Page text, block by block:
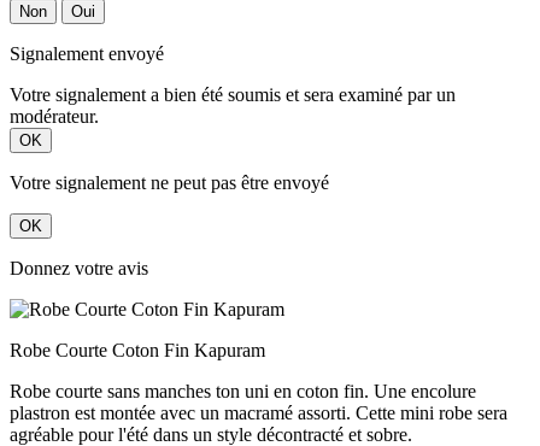
Non Oui
Signalement envoyé
Votre signalement a bien été soumis et sera examiné par un
modérateur.
OK
Votre signalement ne peut pas être envoyé
OK
Donnez votre avis
Robe Courte Coton Fin Kapuram
Robe courte sans manches ton uni en coton fin. Une encolure
plastron est montée avec un macramé assorti. Cette mini robe sera
agréable pour l'été dans un style décontracté et sobre.